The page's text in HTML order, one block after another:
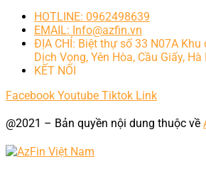
HOTLINE: 0962498639
EMAIL: Info@azfin.vn
ĐỊA CHỈ: Biệt thự số 33 N07A
Dịch Vọng, Yên Hòa, Cầu Giấy, Hà
KẾT NỐI
Facebook Youtube Tiktok Link
@2021 – Bản quyền nội dung thuộc về